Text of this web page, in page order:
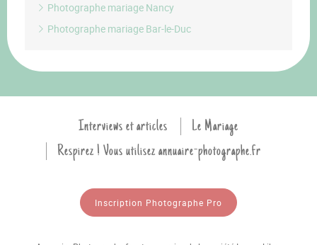
Photographe mariage Nancy
Photographe mariage Bar-le-Duc
Interviews et articles
Le Mariage
Respirez ! Vous utilisez annuaire-photographe.fr
Inscription Photographe Pro